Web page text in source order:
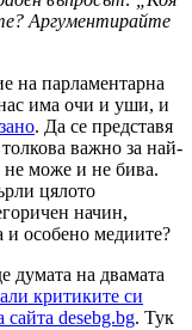
Аргументирайте
на парламентарна
има очи и уши, и
. Да се представя
важно за най-
не може и не бива.
цялото
начин,
и особено медиите?
думата на двамата
критиките си
desebg.bg. Тук